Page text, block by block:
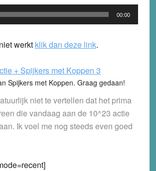
00:00
werkt klik dan deze link.
Spijkers met Koppen. Graag gedaan!
niet te vertellen dat het prima
die vandaag aan de 10^23 actie
Ik voel me nog steeds even goed